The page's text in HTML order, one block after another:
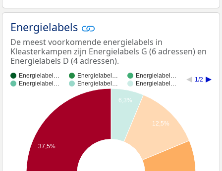
Energielabels
De meest voorkomende energielabels in
Kleasterkampen zijn Energielabels G (6 adressen) en
Energielabels D (4 adressen).
Energielabel… Energielabel…
Energielabel…
Energielabel…
Energielabel… Energielabel…
1/2
6,3%
12,5%
37,5%